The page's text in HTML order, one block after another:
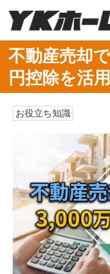
不動産売却
円控除を活
お役立ち知識